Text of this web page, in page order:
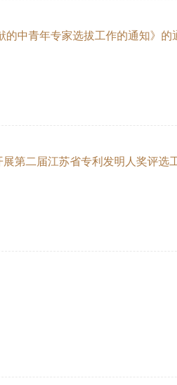
中青年专家选拔工作的通知》的
第二届江苏省专利发明人奖评选